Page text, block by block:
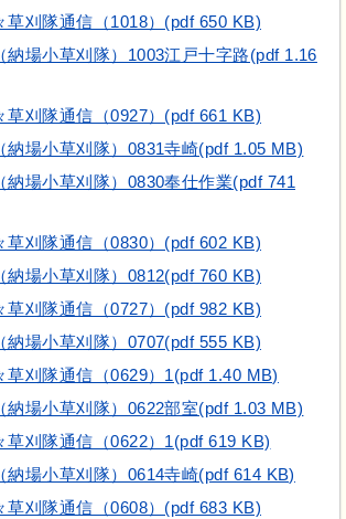
草刈隊通信（1018）(pdf 650 KB)
納場小草刈隊）1003江戸十字路(pdf 1.16
草刈隊通信（0927）(pdf 661 KB)
納場小草刈隊）0831寺崎(pdf 1.05 MB)
納場小草刈隊）0830奉仕作業(pdf 741
草刈隊通信（0830）(pdf 602 KB)
納場小草刈隊）0812(pdf 760 KB)
草刈隊通信（0727）(pdf 982 KB)
納場小草刈隊）0707(pdf 555 KB)
草刈隊通信（0629）1(pdf 1.40 MB)
納場小草刈隊）0622部室(pdf 1.03 MB)
草刈隊通信（0622）1(pdf 619 KB)
納場小草刈隊）0614寺崎(pdf 614 KB)
草刈隊通信（0608）(pdf 683 KB)